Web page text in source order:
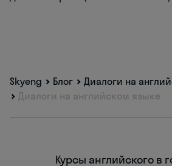
Skyeng Блог
Диалоги на
Диалоги на английском языке
Курсы английского в